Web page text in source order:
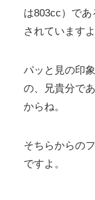
は803cc）であ
されていますよ
パッと見の印
の、兄貴分で
からね。
そちらからの
ですよ。